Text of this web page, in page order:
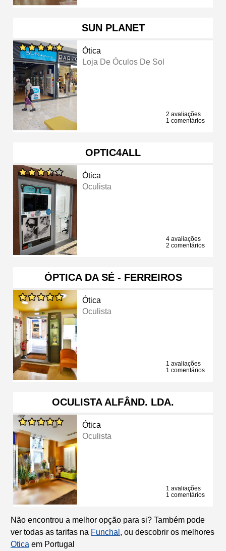
SUN PLANET
Ótica
Loja De Óculos De Sol
2 avaliações
1 comentários
OPTIC4ALL
Ótica
Oculista
4 avaliações
2 comentários
ÓPTICA DA SÉ - FERREIROS
Ótica
Oculista
1 avaliações
1 comentários
OCULISTA ALFÂND. LDA.
Ótica
Oculista
1 avaliações
1 comentários
Não encontrou a melhor opção para si? Também pode
ver todas as tarifas na Funchal , ou descobrir os melhores
Otica em Portugal